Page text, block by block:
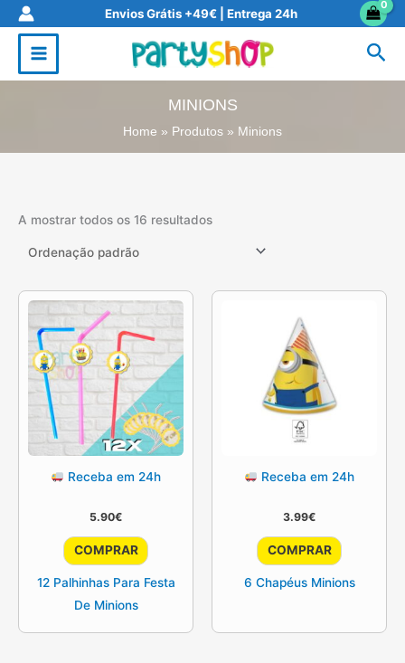
Skip
content
Envios Grátis +49€ | Entrega 24h
MINIONS
Home Produtos Minions
A mostrar todos os 16 resultados
Receba em 24h
5.90€
COMPRAR
12 Palhinhas Para Festa
De Minions
Receba em 24h
3.99€
COMPRAR
6 Chapéus Minions